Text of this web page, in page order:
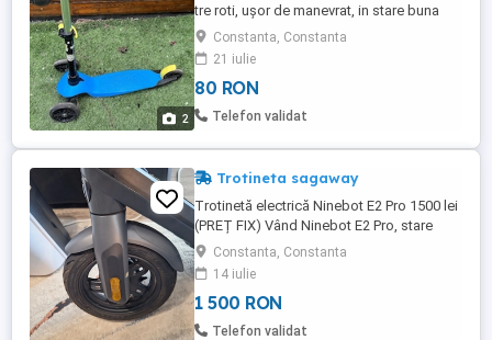
2
tre roti, ușor de manevrat, in stare buna
Constanta, Constanta
21 iulie
80 RON
Telefon validat
Trotineta sagaway
Trotinetă electrică Ninebot E2 Pro 1500 lei
(PREȚ FIX) Vând Ninebot E2 Pro, stare
foarte bună. Rulaj 217 km, activată
08.2024. Motor 350W, viteză max 25 km h.
Baterie 36V 7.65Ah, doar 3 cicluri, fără
descărcări profunde. Fără erori, fără
reparații, funcționează perfect.
Constanta, Constanta
14 iulie
1 500 RON
Telefon validat